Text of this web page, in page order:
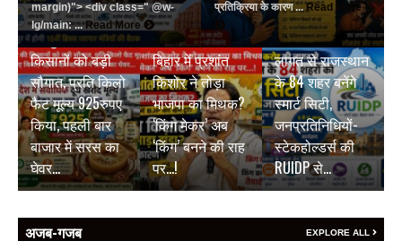
margin)"> <div class=" @w-
lg/main: ... Read More
प्रतिक्रिया के कारण ... Read More
BREAKING NEWS
जयपुर डेयरी की
किसानों को बड़ी
सौगात, प्रति किलो
फैट मूल्य 925रुपए
किया, पहली बार
बाजार में सरस का
घेवर…
BREAKING NEWS
बिहार में प्रशांत
किशोर ने तोड़ा
भाजपा का मिथक?
‘किंग मेकर’ अब
‘किंग’ बनने की राह
पर…!
BREAKING NEWS
₹9500 करोड़ की
लागत से राजस्थान
के 84 शहर बनेंगे
स्मार्ट सिटी,
जनप्रतिनिधियों-
स्टेकहोल्डर्स की
RUIDP से…
अजब-गजब EXPLORE ALL